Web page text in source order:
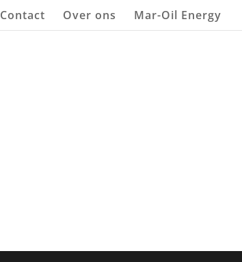
Contact Over ons Mar-Oil Energy